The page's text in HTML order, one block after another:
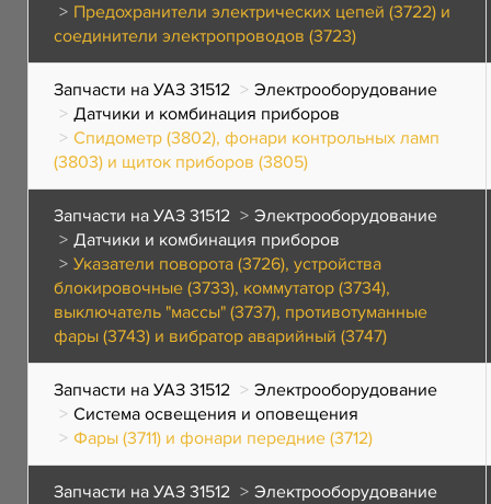
Предохранители электрических цепей (3722) и
соединители электропроводов (3723)
Запчасти на УАЗ 31512
Электрооборудование
Датчики и комбинация приборов
Спидометр (3802), фонари контрольных ламп
(3803) и щиток приборов (3805)
Запчасти на УАЗ 31512
Электрооборудование
Датчики и комбинация приборов
Указатели поворота (3726), устройства
блокировочные (3733), коммутатор (3734),
выключатель "массы" (3737), противотуманные
фары (3743) и вибратор аварийный (3747)
Запчасти на УАЗ 31512
Электрооборудование
Система освещения и оповещения
Фары (3711) и фонари передние (3712)
Запчасти на УАЗ 31512
Электрооборудование